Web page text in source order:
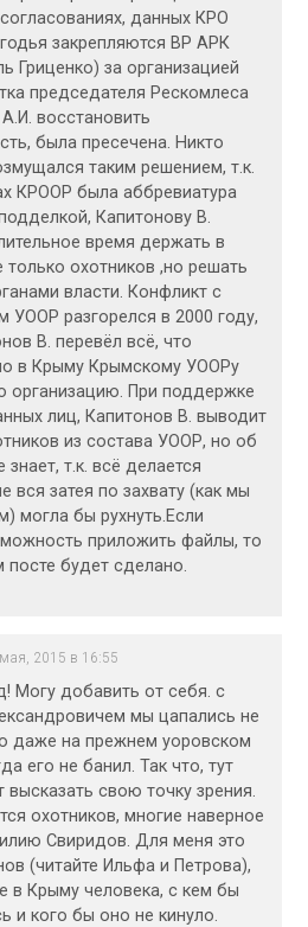
данных КРО
закрепляются ВР АРК
Гриценко) за организацией
председателя Рескомлеса
восстановить
была пресечена. Никто
таким решением, т.к.
КРООР была аббревиатура
Капитонову В.
время держать в
только охотников ,но решать
власти. Конфликт с
УООР разгорелся в 2000 году,
В. перевёл всё, что
в Крыму Крымскому УООРу
организацию. При поддержке
лиц, Капитонов В. выводит
из состава УООР, но об
знает, т.к. всё делается
вся затея по захвату (как мы
могла бы рухнуть.Если
приложить файлы, то
будет сделано.
2015 в 16:55
Могу добавить от себя. с
мы цапались не
даже на прежнем уоровском
его не банил. Так что, тут
свою точку зрения.
охотников, многие наверное
Свиридов. Для меня это
(читайте Ильфа и Петрова),
в Крыму человека, с кем бы
и кого бы оно не кинуло.